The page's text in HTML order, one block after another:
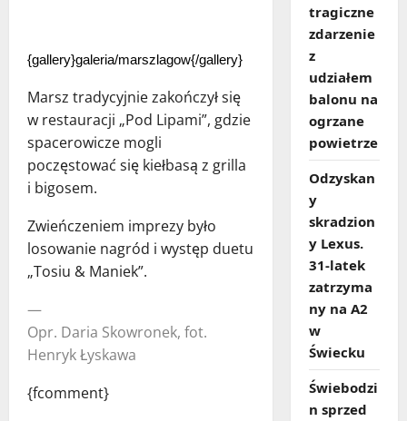
{gallery}galeria/marszlagow{/gallery}
Marsz tradycyjnie zakończył się
w restauracji „Pod Lipami”, gdzie
spacerowicze mogli
poczęstować się kiełbasą z grilla
i bigosem.
Zwieńczeniem imprezy było
losowanie nagród i występ duetu
„Tosiu & Maniek”.
—
Opr. Daria Skowronek, fot.
Henryk Łyskawa
{fcomment}
tragiczne
zdarzenie
z
udziałem
balonu na
ogrzane
powietrze
Odzyskan
y
skradzion
y Lexus.
31‑latek
zatrzyma
ny na A2
w
Świecku
Świebodzi
n sprzed